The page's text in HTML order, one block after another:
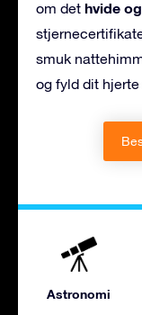
om det hvide
smuk
og fyld dit
Astronomi